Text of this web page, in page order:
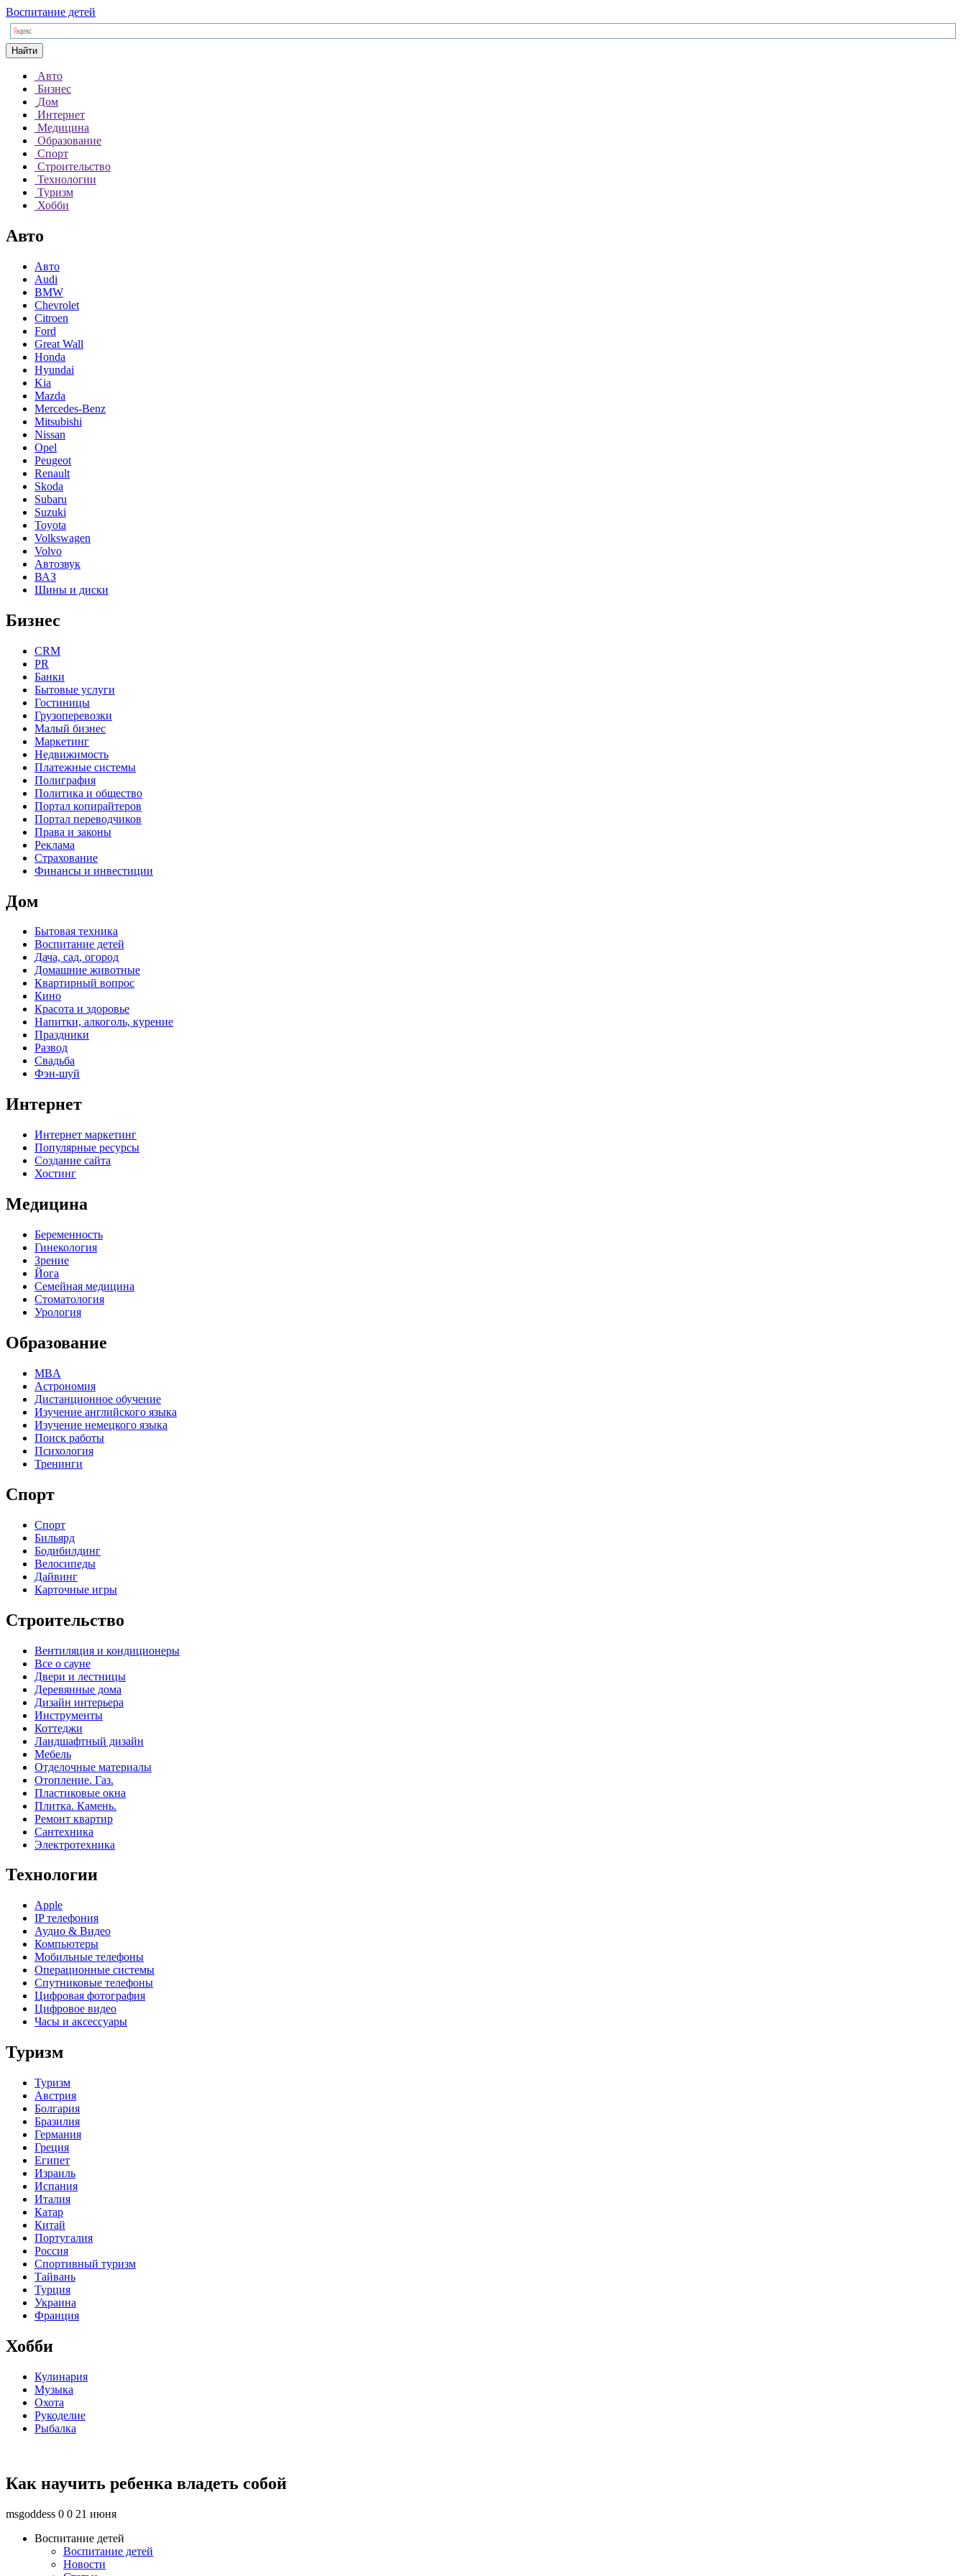
Воспитание детей
Найти
Авто
Бизнес
Дом
Интернет
Медицина
Образование
Спорт
Строительство
Технологии
Туризм
Хобби
Авто
Авто
Audi
BMW
Chevrolet
Citroen
Ford
Great Wall
Honda
Hyundai
Kia
Mazda
Mercedes-Benz
Mitsubishi
Nissan
Opel
Peugeot
Renault
Skoda
Subaru
Suzuki
Toyota
Volkswagen
Volvo
Автозвук
ВАЗ
Шины и диски
Бизнес
CRM
PR
Банки
Бытовые услуги
Гостиницы
Грузоперевозки
Малый бизнес
Маркетинг
Недвижимость
Платежные системы
Полиграфия
Политика и общество
Портал копирайтеров
Портал переводчиков
Права и законы
Реклама
Страхование
Финансы и инвестиции
Дом
Бытовая техника
Воспитание детей
Дача, сад, огород
Домашние животные
Квартирный вопрос
Кино
Красота и здоровье
Напитки, алкоголь, курение
Праздники
Развод
Свадьба
Фэн-шуй
Интернет
Интернет маркетинг
Популярные ресурсы
Создание сайта
Хостинг
Медицина
Беременность
Гинекология
Зрение
Йога
Семейная медицина
Стоматология
Урология
Образование
MBA
Астрономия
Дистанционное обучение
Изучение английского языка
Изучение немецкого языка
Поиск работы
Психология
Тренинги
Спорт
Спорт
Бильярд
Бодибилдинг
Велосипеды
Дайвинг
Карточные игры
Строительство
Вентиляция и кондиционеры
Все о сауне
Двери и лестницы
Деревянные дома
Дизайн интерьера
Инструменты
Коттеджи
Ландшафтный дизайн
Мебель
Отделочные материалы
Отопление. Газ.
Пластиковые окна
Плитка. Камень.
Ремонт квартир
Сантехника
Электротехника
Технологии
Apple
IP телефония
Аудио & Видео
Компьютеры
Мобильные телефоны
Операционные системы
Спутниковые телефоны
Цифровая фотография
Цифровое видео
Часы и аксессуары
Туризм
Туризм
Австрия
Болгария
Бразилия
Германия
Греция
Египет
Израиль
Испания
Италия
Катар
Китай
Португалия
Россия
Спортивный туризм
Тайвань
Турция
Украина
Франция
Хобби
Кулинария
Музыка
Охота
Рукоделие
Рыбалка
Как научить ребенка владеть собой
msgoddess 0 0 21 июня
Воспитание детей
Воспитание детей
Новости